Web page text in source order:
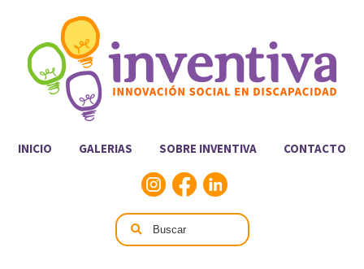
INICIO GALERIAS SOBRE INVENTIVA CONTACTO